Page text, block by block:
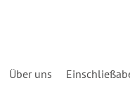
Über uns